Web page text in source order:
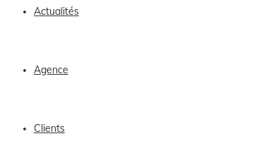
Actualités
Agence
Clients